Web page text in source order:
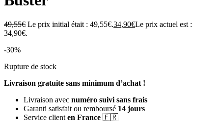
49,55€ Le prix initial était : 49,55€.34,90€Le prix actuel est :
34,90€.
-30%
Rupture de stock
Livraison gratuite sans minimum d’achat !
Livraison avec numéro suivi sans frais
Garanti satisfait ou remboursé 14 jours
Service client en France 🇫🇷